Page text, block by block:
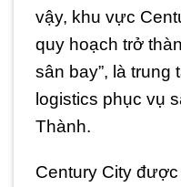
vậy, khu vực
quy hoạch trở
sân bay”, là trung
logistics phục vụ
Thành.
Century City